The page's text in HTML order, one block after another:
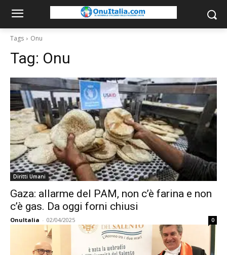
Tags Onu
Tag: Onu
Diritti Umani
Gaza: allarme del PAM, non c’è farina e non
c’è gas. Da oggi forni chiusi
OnuItalia - 02/04/2025 0